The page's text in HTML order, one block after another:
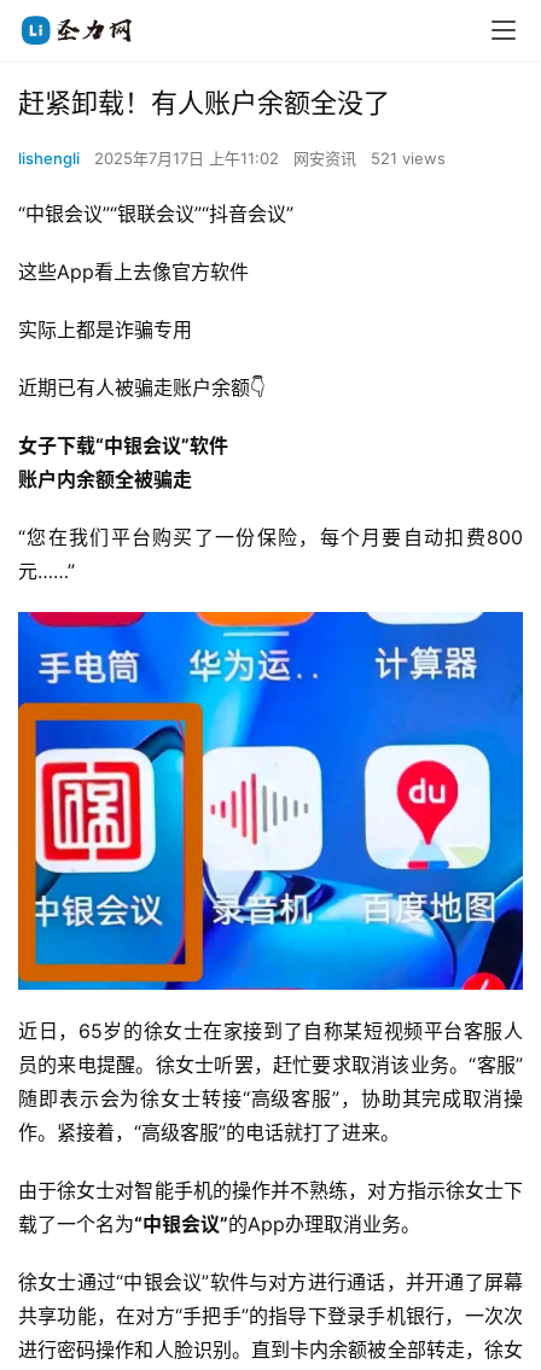
赶紧卸载！有人账户余额全没了
lishengli 2025年7月17日 上午11:02 网安资讯 521 views
“中银会议”“银联会议”“抖音会议”
这些App看上去像官方软件
实际上都是诈骗专用
近期已有人被骗走账户余额👇
女子下载“中银会议”软件
账户内余额全被骗走
“您在我们平台购买了一份保险，每个月要自动扣费800
元……”
近日，65岁的徐女士在家接到了自称某短视频平台客服人
员的来电提醒。徐女士听罢，赶忙要求取消该业务。“客服”
随即表示会为徐女士转接“高级客服”，协助其完成取消操
作。紧接着，“高级客服”的电话就打了进来。
由于徐女士对智能手机的操作并不熟练，对方指示徐女士下
载了一个名为“中银会议”的App办理取消业务。
徐女士通过“中银会议”软件与对方进行通话，并开通了屏幕
共享功能，在对方“手把手”的指导下登录手机银行，一次次
进行密码操作和人脸识别。直到卡内余额被全部转走，徐女